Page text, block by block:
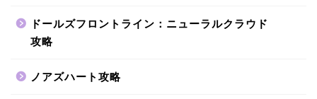
ドールズフロントライン：ニューラルクラウド
攻略
ノアズハート攻略